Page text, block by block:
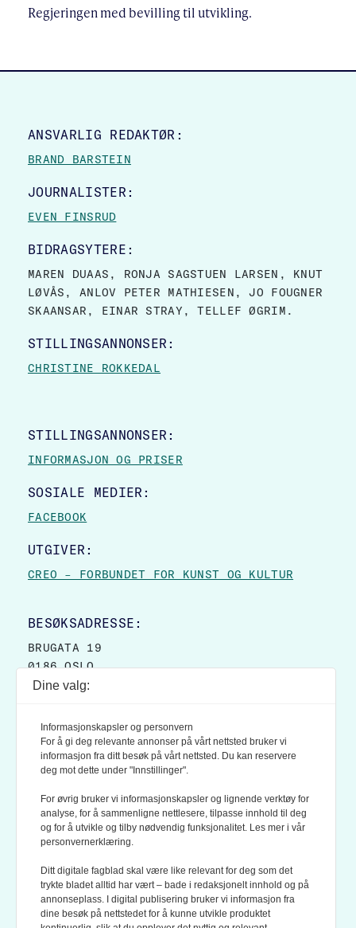
Regjeringen med bevilling til utvikling.
SITE FOOTER
ANSVARLIG REDAKTØR:
BRAND BARSTEIN
JOURNALISTER:
EVEN FINSRUD
BIDRAGSYTERE:
MAREN DUAAS, RONJA SAGSTUEN LARSEN, KNUT
LØVÅS, ANLOV PETER MATHIESEN, JO FOUGNER
SKAANSAR, EINAR STRAY, TELLEF ØGRIM.
STILLINGSANNONSER:
CHRISTINE ROKKEDAL
STILLINGSANNONSER:
INFORMASJON OG PRISER
SOSIALE MEDIER:
FACEBOOK
UTGIVER:
CREO – FORBUNDET FOR KUNST OG KULTUR
BESØKSADRESSE:
BRUGATA 19
0186 OSLO
POSTBOKS 9007 GRØNLAND
0133 OSLO
LES OGSÅ:
KONTEKSTS PERSONVERN-POLICY
Dine valg:
Informasjonskapsler og personvern
For å gi deg relevante annonser på vårt nettsted bruker vi
informasjon fra ditt besøk på vårt nettsted. Du kan reservere
deg mot dette under "Innstillinger".
For øvrig bruker vi informasjonskapsler og lignende verktøy for
analyse, for å sammenligne nettlesere, tilpasse innhold til deg
og for å utvikle og tilby nødvendig funksjonalitet. Les mer i vår
personvernerklæring.
Ditt digitale fagblad skal være like relevant for deg som det
trykte bladet alltid har vært – bade i redaksjonelt innhold og på
annonseplass. I digital publisering bruker vi informasjon fra
dine besøk på nettstedet for å kunne utvikle produktet